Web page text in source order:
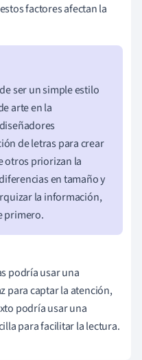
factores afectan la
ser un simple estilo
arte en la
de letras para crear
otros priorizan la
en tamaño y
la información,
primero.
podría usar una
para captar la atención,
podría usar una
para facilitar la lectura.